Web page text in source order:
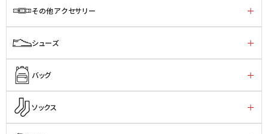
その他アクセサリー
シューズ
バッグ
ソックス